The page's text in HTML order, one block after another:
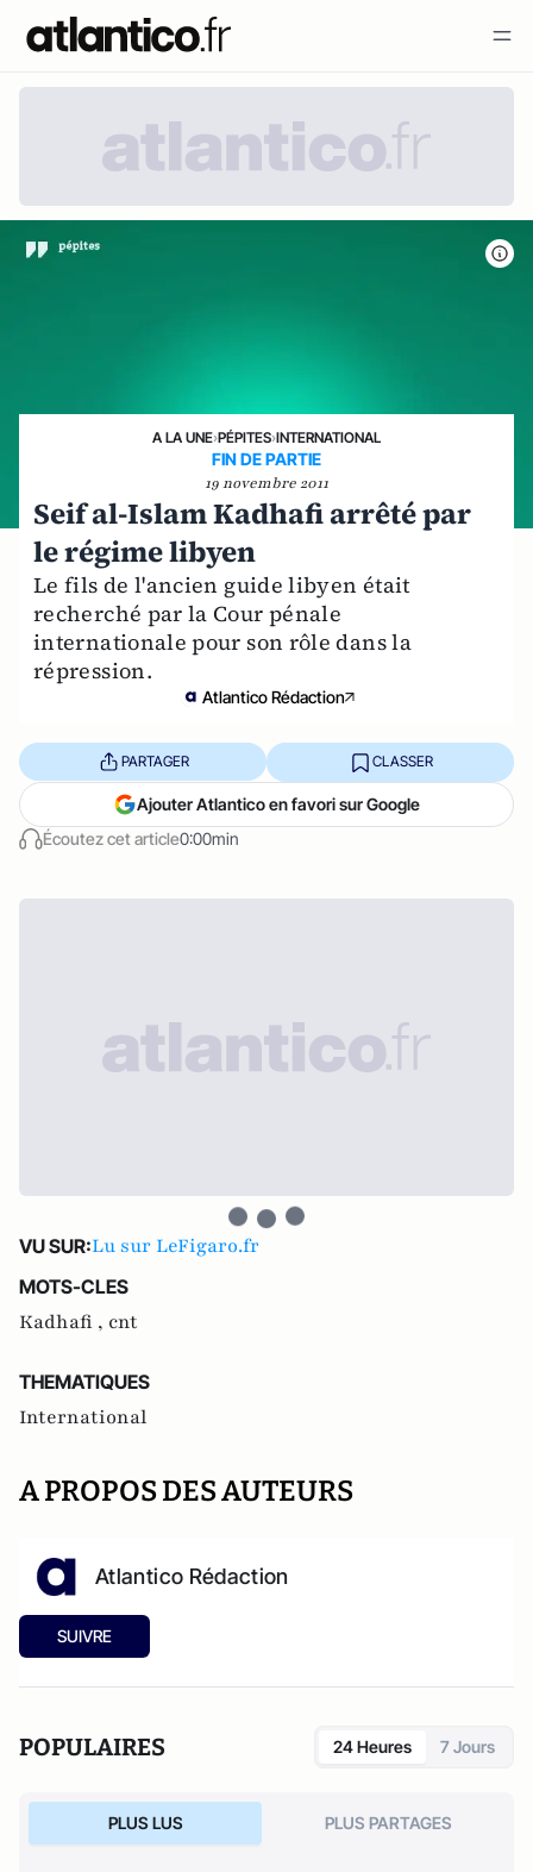
A LA UNE›PÉPITES›INTERNATIONAL
FIN DE PARTIE
19 novembre 2011
Seif al-Islam Kadhafi arrêté par
le régime libyen
Le fils de l'ancien guide libyen était
recherché par la Cour pénale
internationale pour son rôle dans la
répression.
Atlantico Rédaction
Écoutez cet article0:00min
PARTAGER CLASSER
Ajouter Atlantico en favori sur Google
VU SUR:Lu sur LeFigaro.fr
MOTS-CLES
Kadhafi , cnt
THEMATIQUES
International
A PROPOS DES AUTEURS
Atlantico Rédaction
SUIVRE
POPULAIRES 24 Heures 7 Jours
PLUS LUS PLUS PARTAGES